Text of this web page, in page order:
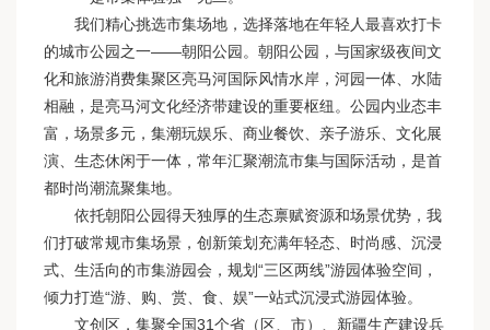
我们精心挑选市集场地，选择落地在年轻人最喜欢打卡
的城市公园之一——朝阳公园。朝阳公园，与国家级夜间文
化和旅游消费集聚区亮马河国际风情水岸，河园一体、水陆
相融，是亮马河文化经济带建设的重要枢纽。公园内业态丰
富，场景多元，集潮玩娱乐、商业餐饮、亲子游乐、文化展
演、生态休闲于一体，常年汇聚潮流市集与国际活动，是首
都时尚潮流聚集地。
依托朝阳公园得天独厚的生态禀赋资源和场景优势，我
们打破常规市集场景，创新策划充满年轻态、时尚感、沉浸
式、生活向的市集游园会，规划“三区两线”游园体验空间，
倾力打造“游、购、赏、食、娱”一站式沉浸式游园体验。
文创区，集聚全国31个省（区、市）、新疆生产建设兵